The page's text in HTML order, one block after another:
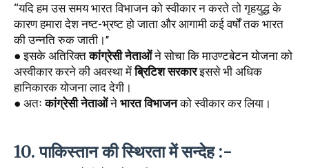
‘‘यदि हम उस समय भारत विभाजन को स्वीकार न करते तो गृहयुद्ध के
कारण हमारा देश नष्ट-भ्रष्ट हो जाता और आगामी कई वर्षों तक भारत
की उन्नति रुक जाती।’’
● इसके अतिरिक्त कांग्रेसी नेताओं ने सोचा कि माउण्टबेटन योजना को
अस्वीकार करने की अवस्था में ब्रिटिश सरकार इससे भी अधिक
हानिकारक योजना लाद देगी।
● अतः कांग्रेसी नेताओं ने भारत विभाजन को स्वीकार कर लिया।
10. पाकिस्तान की स्थिरता में सन्देह :-